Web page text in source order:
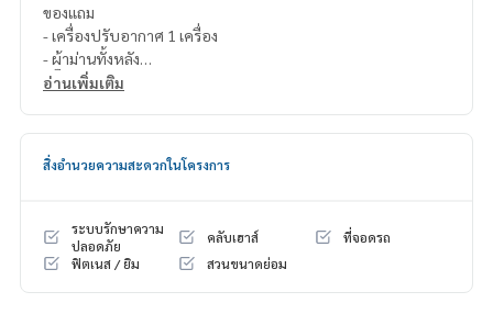
ของแถม
- เครื่องปรับอากาศ 1 เครื่อง
- ผ้าม่านทั้งหลัง
- ปั๊มน้ำ
สถานที่ใกล้เคียง
- นิคมบางพลี
- โลตัส
- บิ๊กชี
- รพ.จุฬารัตน์ 5
อ่านเพิ่มเติม
สิ่งอำนวยความสะดวกในโครงการ
ระบบรักษาความ
ปลอดภัย
คลับเฮาส์
ที่จอดรถ
ฟิตเนส / ยิม
สวนขนาดย่อม